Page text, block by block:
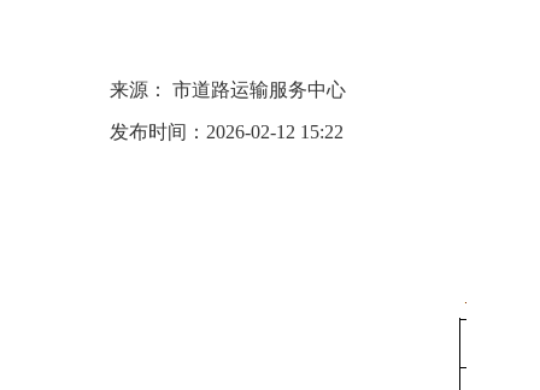
来源： 市道路运输服务中心
发布时间：2026-02-12 15:22